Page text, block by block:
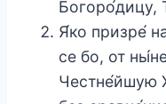
Богоро́дицу,
Я́ко призре́
се бо, от
Честне́йшую